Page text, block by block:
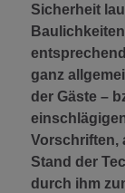
Sicherheit
ganz
der Gäste –
Vorschriften,
Stand der
durch ihm